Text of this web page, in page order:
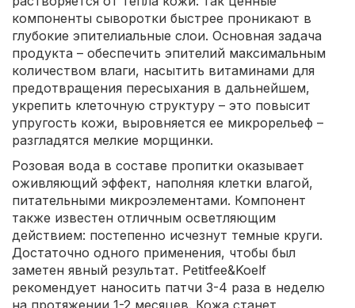
компоненты сыворотки быстрее проникают в
глубокие эпителиальные слои. Основная задача
продукта – обеспечить эпителий максимальным
количеством влаги, насытить витаминами для
предотвращения пересыхания в дальнейшем,
укрепить клеточную структуру – это повысит
упругость кожи, выровняется ее микрорельеф –
разгладятся мелкие морщинки.
Розовая вода в составе пропитки оказывает
оживляющий эффект, наполняя клетки влагой,
питательными микроэлементами. Компонент
также известен отличным осветляющим
действием: постепенно исчезнут темные круги.
Достаточно одного применения, чтобы был
заметен явный результат. Petitfee&Koelf
рекомендует наносить патчи 3-4 раза в неделю
на протяжении 1-2 месяцев. Кожа станет